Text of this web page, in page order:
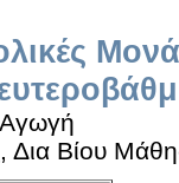
Αγωγή
Δια Βίου